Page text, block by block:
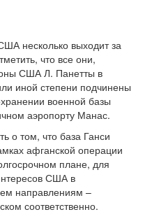
несколько выходит за
что все они,
США Л. Панетты в
иной степени подчинены
военной базы
аэропорту Манас.
о том, что база Ганси
афганской операции
плане, для
США в
направлениям –
соответственно.